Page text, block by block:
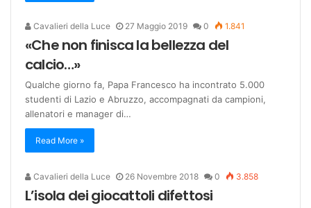
Cavalieri della Luce 27 Maggio 2019 0 1.841
«Che non finisca la bellezza del
calcio…»
Qualche giorno fa, Papa Francesco ha incontrato 5.000
studenti di Lazio e Abruzzo, accompagnati da campioni,
allenatori e manager di…
Read More »
Cavalieri della Luce 26 Novembre 2018 0 3.858
L’isola dei giocattoli difettosi